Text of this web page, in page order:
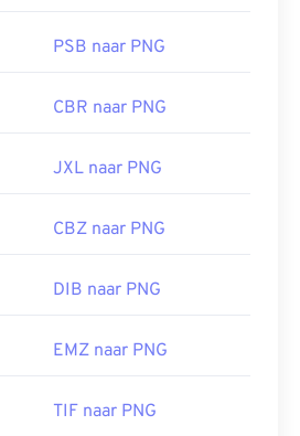
PSB naar PNG
CBR naar PNG
JXL naar PNG
CBZ naar PNG
DIB naar PNG
EMZ naar PNG
TIF naar PNG